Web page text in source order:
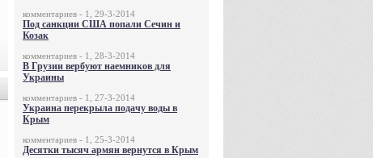
комментариев - 1, 29-3-2014
Под санкции США попали Сечин и
Козак
комментариев - 1, 28-3-2014
В Грузии вербуют наемников для
Украины
комментариев - 1, 27-3-2014
Украина перекрыла подачу воды в
Крым
комментариев - 1, 25-3-2014
Десятки тысяч армян вернутся в Крым